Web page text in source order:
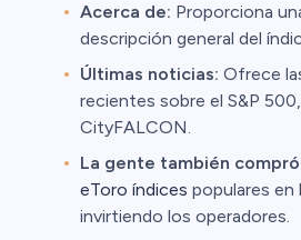
Acerca de: Proporciona
descripción general del
Últimas noticias: Ofrece
recientes sobre el S&P
CityFALCON.
La gente también
eToro índices populares en
invirtiendo los operadores.